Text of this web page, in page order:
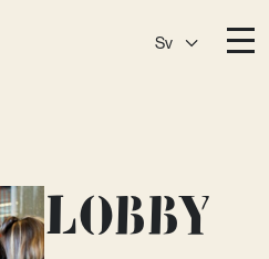
Sv
Lobby